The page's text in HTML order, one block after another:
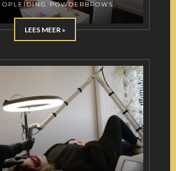
OPLEIDING POWDERBROWS
LEES MEER »